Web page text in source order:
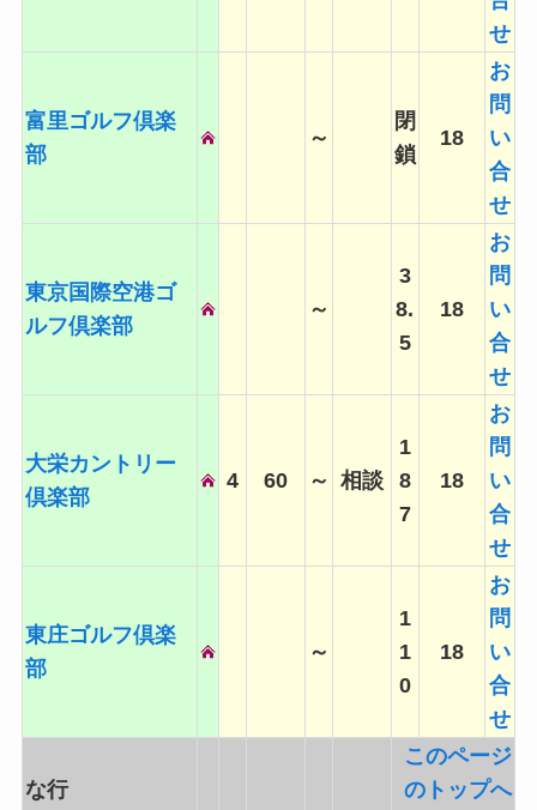
せ
富里ゴルフ倶楽
部
～
閉
鎖
18
お
問
い
合
せ
東京国際空港ゴ
ルフ倶楽部
～
3
8.
5
18
お
問
い
合
せ
大栄カントリー
倶楽部
4 60 ～ 相談
1
8
7
18
お
問
い
合
せ
東庄ゴルフ倶楽
部
～
1
1
0
18
お
問
い
合
せ
な行
このページ
のトップへ